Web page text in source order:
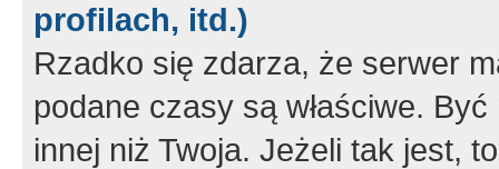
profilach, itd.)
Rzadko się zdarza, że serwer
podane czasy są właściwe.
innej niż Twoja. Jeżeli tak jest,